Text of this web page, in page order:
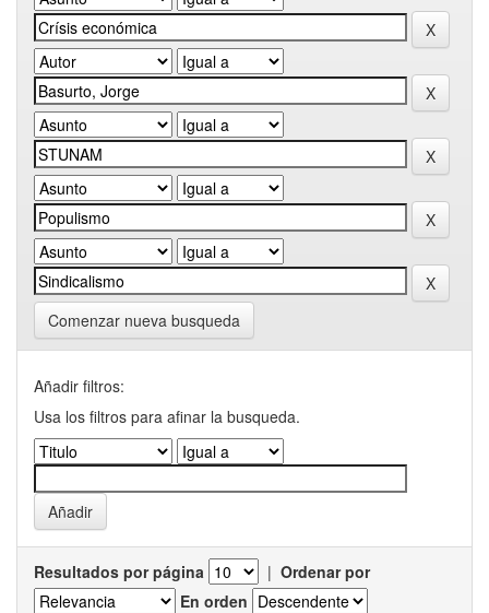
Comenzar nueva busqueda
Añadir filtros:
Usa los filtros para afinar la busqueda.
Resultados por página | Ordenar por
En orden